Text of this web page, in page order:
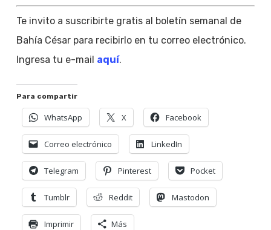
Te invito a suscribirte gratis al boletín semanal de
Bahía César para recibirlo en tu correo electrónico.
Ingresa tu e-mail aquí.
Para compartir
WhatsApp X Facebook
Correo electrónico LinkedIn
Telegram Pinterest Pocket
Tumblr Reddit Mastodon
Imprimir Más